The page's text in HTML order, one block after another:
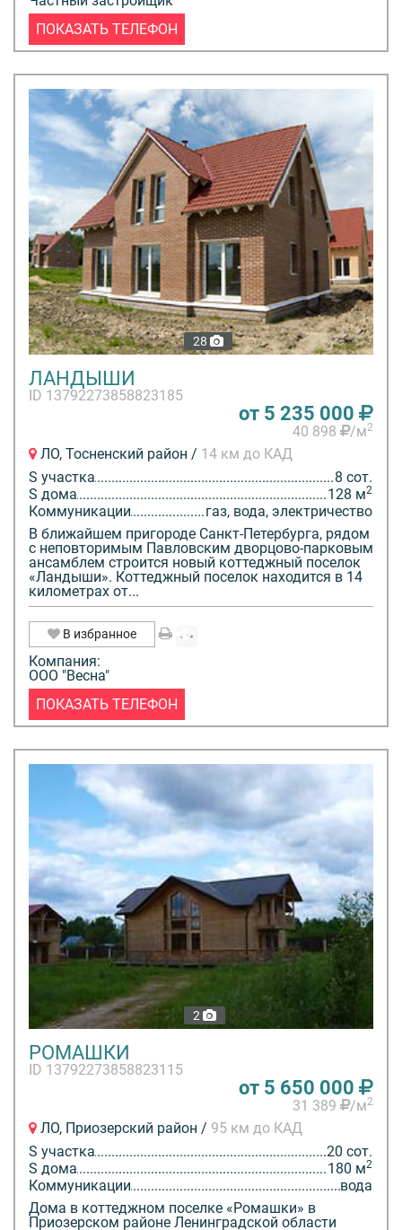
ПОКАЗАТЬ ТЕЛЕФОН
28
ЛАНДЫШИ
ID 13792273858823185
от 5 235 000
40 898 /м2
ЛО, Тосненский район / 14 км до КАД
S участка
8 сот.
S дома
128 м2
Коммуникации
газ, вода, электричество
В ближайшем пригороде Санкт-Петербурга, рядом
с неповторимым Павловским дворцово-парковым
ансамблем строится новый коттеджный поселок
«Ландыши». Коттеджный поселок находится в 14
километрах от...
В избранное
Компания:
ООО "Весна"
ПОКАЗАТЬ ТЕЛЕФОН
2
РОМАШКИ
ID 13792273858823115
от 5 650 000
31 389 /м2
ЛО, Приозерский район / 95 км до КАД
S участка
20 сот.
S дома
180 м2
Коммуникации
вода
Дома в коттеджном поселке «Ромашки» в
Приозерском районе Ленинградской области